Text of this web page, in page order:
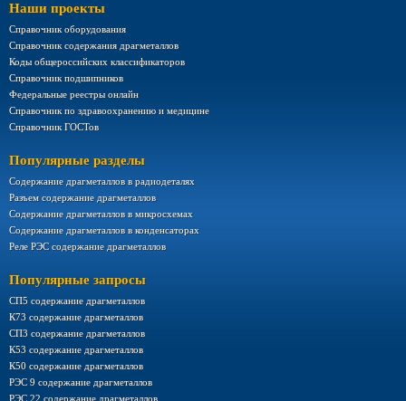
Наши проекты
Справочник оборудования
Справочник содержания драгметаллов
Коды общероссийских классификаторов
Справочник подшипников
Федеральные реестры онлайн
Справочник по здравоохранению и медицине
Справочник ГОСТов
Популярные разделы
Содержание драгметаллов в радиодеталях
Разъем содержание драгметаллов
Содержание драгметаллов в микросхемах
Содержание драгметаллов в конденсаторах
Реле РЭС содержание драгметаллов
Популярные запросы
СП5 содержание драгметаллов
К73 содержание драгметаллов
СП3 содержание драгметаллов
К53 содержание драгметаллов
К50 содержание драгметаллов
РЭС 9 содержание драгметаллов
РЭС 22 содержание драгметаллов